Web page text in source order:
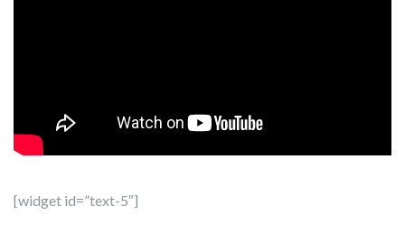
[widget id=”text-5″]